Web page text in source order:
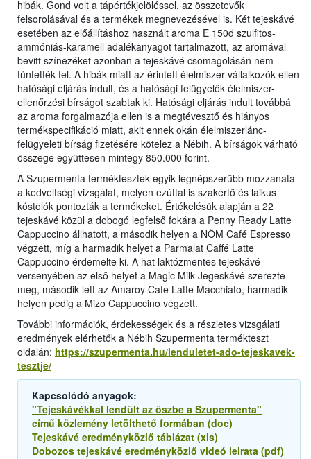
hibák. Gond volt a tápértékjelöléssel, az összetevők
felsorolásával és a termékek megnevezésével is. Két tejeskávé
esetében az előállításhoz használt aroma E 150d szulfitos-
ammóniás-karamell adalékanyagot tartalmazott, az aromával
bevitt színezéket azonban a tejeskávé csomagolásán nem
tüntették fel. A hibák miatt az érintett élelmiszer-vállalkozók ellen
hatósági eljárás indult, és a hatósági felügyelők élelmiszer-
ellenőrzési bírságot szabtak ki. Hatósági eljárás indult továbbá
az aroma forgalmazója ellen is a megtévesztő és hiányos
termékspecifikáció miatt, akit ennek okán élelmiszerlánc-
felügyeleti bírság fizetésére kötelez a Nébih. A bírságok várható
összege együttesen mintegy 850.000 forint.
A Szupermenta terméktesztek egyik legnépszerűbb mozzanata
a kedveltségi vizsgálat, melyen ezúttal is szakértő és laikus
kóstolók pontozták a termékeket. Értékelésük alapján a 22
tejeskávé közül a dobogó legfelső fokára a Penny Ready Latte
Cappuccino állhatott, a második helyen a NÖM Café Espresso
végzett, míg a harmadik helyet a Parmalat Caffé Latte
Cappuccino érdemelte ki. A hat laktózmentes tejeskávé
versenyében az első helyet a Magic Milk Jegeskávé szerezte
meg, második lett az Amaroy Cafe Latte Macchiato, harmadik
helyen pedig a Mizo Cappuccino végzett.
További információk, érdekességek és a részletes vizsgálati
eredmények elérhetők a Nébih Szupermenta termékteszt
oldalán: https://szupermenta.hu/lenduletet-ado-tejeskavek-
tesztje/
Kapcsolódó anyagok:
"Tejeskávékkal lendült az őszbe a Szupermenta"
című közlemény letölthető formában (doc)
Tejeskávé eredményközlő táblázat (xls)
Dobozos tejeskávé eredményközlő videó leirata (pdf)